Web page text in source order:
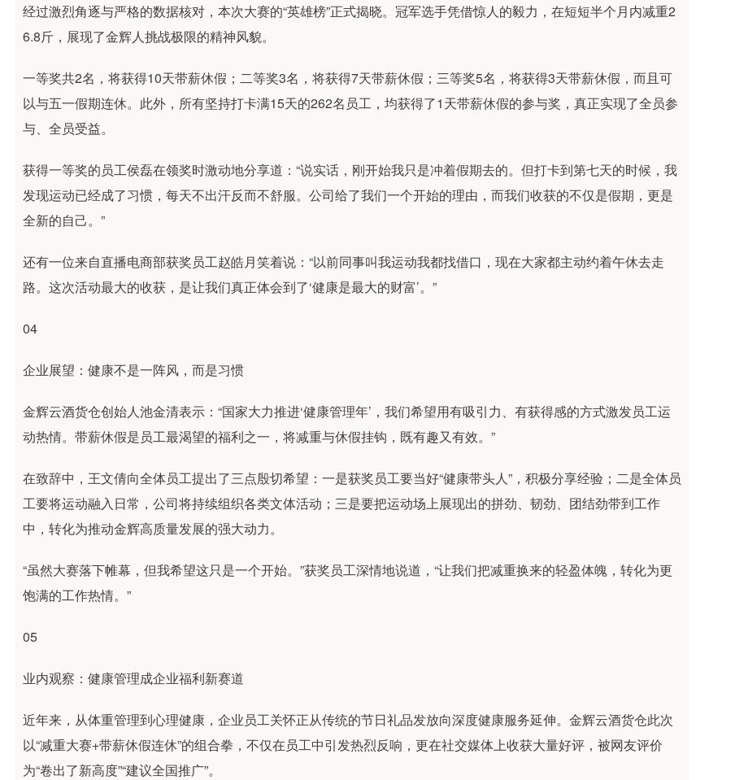
经过激烈角逐与严格的数据核对，本次大赛的“英雄榜”正式揭晓。冠军选手凭借惊人的毅力，在短短半个月内减重2
6.8斤，展现了金辉人挑战极限的精神风貌。
一等奖共2名，将获得10天带薪休假；二等奖3名，将获得7天带薪休假；三等奖5名，将获得3天带薪休假，而且可
以与五一假期连休。此外，所有坚持打卡满15天的262名员工，均获得了1天带薪休假的参与奖，真正实现了全员参
与、全员受益。
获得一等奖的员工侯磊在领奖时激动地分享道：“说实话，刚开始我只是冲着假期去的。但打卡到第七天的时候，我
发现运动已经成了习惯，每天不出汗反而不舒服。公司给了我们一个开始的理由，而我们收获的不仅是假期，更是
全新的自己。”
还有一位来自直播电商部获奖员工赵皓月笑着说：“以前同事叫我运动我都找借口，现在大家都主动约着午休去走
路。这次活动最大的收获，是让我们真正体会到了‘健康是最大的财富’。”
04
企业展望：健康不是一阵风，而是习惯
金辉云酒货仓创始人池金清表示：“国家大力推进‘健康管理年’，我们希望用有吸引力、有获得感的方式激发员工运
动热情。带薪休假是员工最渴望的福利之一，将减重与休假挂钩，既有趣又有效。”
在致辞中，王文倩向全体员工提出了三点殷切希望：一是获奖员工要当好“健康带头人”，积极分享经验；二是全体员
工要将运动融入日常，公司将持续组织各类文体活动；三是要把运动场上展现出的拼劲、韧劲、团结劲带到工作
中，转化为推动金辉高质量发展的强大动力。
“虽然大赛落下帷幕，但我希望这只是一个开始。”获奖员工深情地说道，“让我们把减重换来的轻盈体魄，转化为更
饱满的工作热情。”
05
业内观察：健康管理成企业福利新赛道
近年来，从体重管理到心理健康，企业员工关怀正从传统的节日礼品发放向深度健康服务延伸。金辉云酒货仓此次
以“减重大赛+带薪休假连休”的组合拳，不仅在员工中引发热烈反响，更在社交媒体上收获大量好评，被网友评价
为“卷出了新高度”“建议全国推广”。